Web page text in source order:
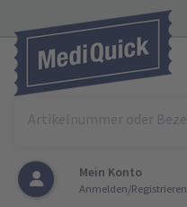
Mein Konto
Anmelden/Registrieren